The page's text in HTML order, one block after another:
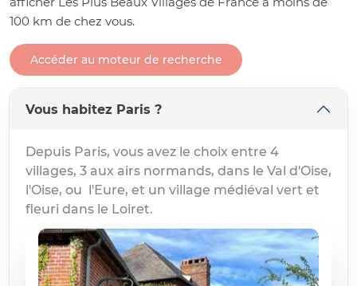
100 km de chez vous.
Accéder au moteur de recherche
Vous habitez Paris ?
Depuis Paris, vous avez le choix entre 4
villages, 3 aux airs normands, dans le Val d'Oise,
l'Oise, ou l'Eure, et un village médiéval vert et
fleuri dans le Loiret.